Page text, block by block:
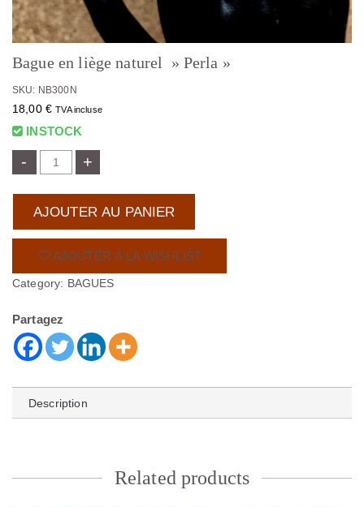
Bague en liège naturel » Perla »
SKU: NB300N
18,00 € TVA incluse
INSTOCK
- +
AJOUTER AU PANIER
AJOUTER À LA WISHLIST
Category: BAGUES
Partagez
Description
Related products